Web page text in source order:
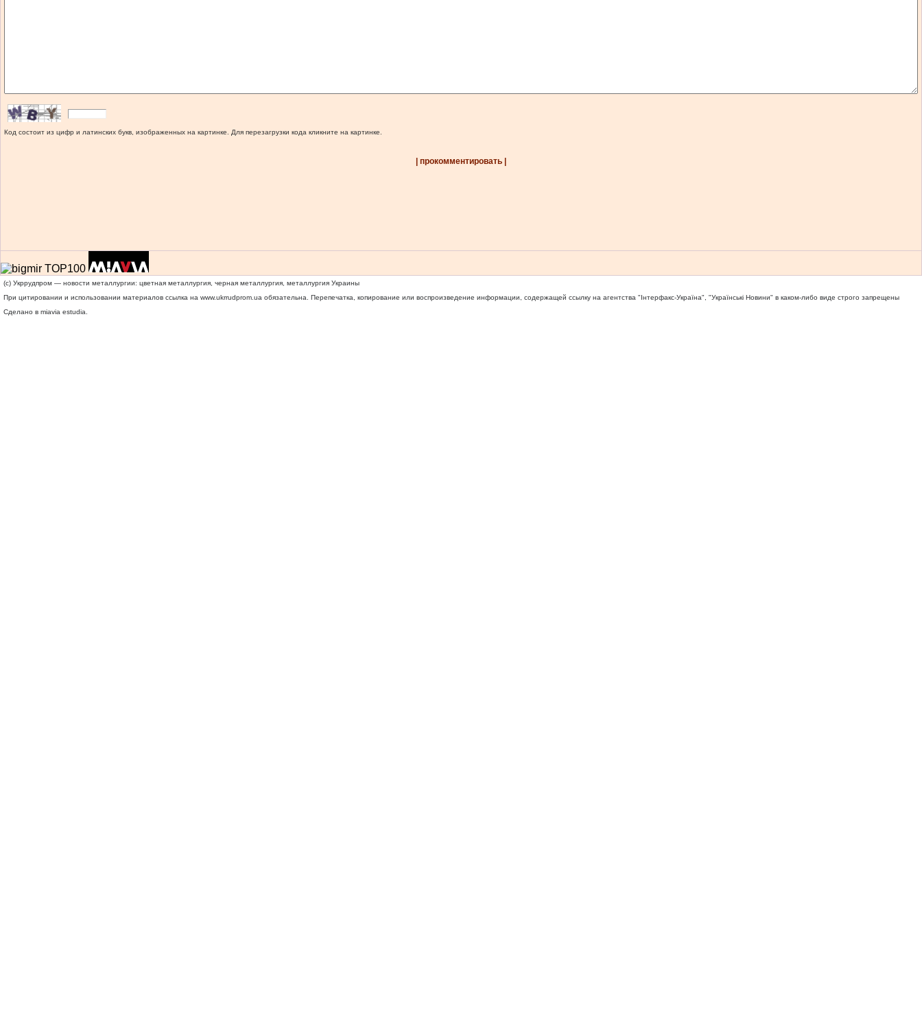
Код состоит из цифр и латинских букв, изображенных на картинке. Для перезагрузки кода кликните на картинке.
| прокомментировать |
(c) Укррудпром — новости металлургии: цветная металлургия, черная металлургия, металлургия Украины
При цитировании и использовании материалов ссылка на www.ukrrudprom.ua обязательна. Перепечатка, копирование или воспроизведение информации, содержащей ссылку на агентства "Iнтерфакс-Україна", "Українськi Новини" в каком-либо виде строго запрещены
Сделано в miavia estudia.